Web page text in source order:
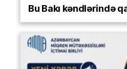
Bu Bakı kəndlərində